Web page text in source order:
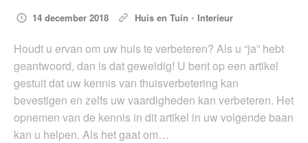
14 december 2018 Huis en Tuin • Interieur
Houdt u ervan om uw huis te verbeteren? Als u “ja” hebt
geantwoord, dan is dat geweldig! U bent op een artikel
gestuit dat uw kennis van thuisverbetering kan
bevestigen en zelfs uw vaardigheden kan verbeteren. Het
opnemen van de kennis in dit artikel in uw volgende baan
kan u helpen. Als het gaat om…